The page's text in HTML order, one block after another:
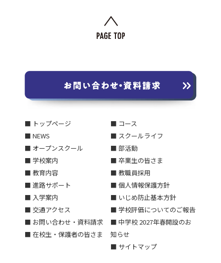
■ トップページ
■ NEWS
■ オープンスクール
■ 学校案内
■ 教育内容
■ 進路サポート
■ 入学案内
■ 交通アクセス
■ お問い合わせ・資料請求
■ 在校生・保護者の皆さま
■ コース
■ スクールライフ
■ 部活動
■ 卒業生の皆さま
■ 教職員採用
■ 個人情報保護方針
■ いじめ防止基本方針
■ 学校評価についてのご報告
■ 中学校 2027年春開設のお
知らせ
■ サイトマップ